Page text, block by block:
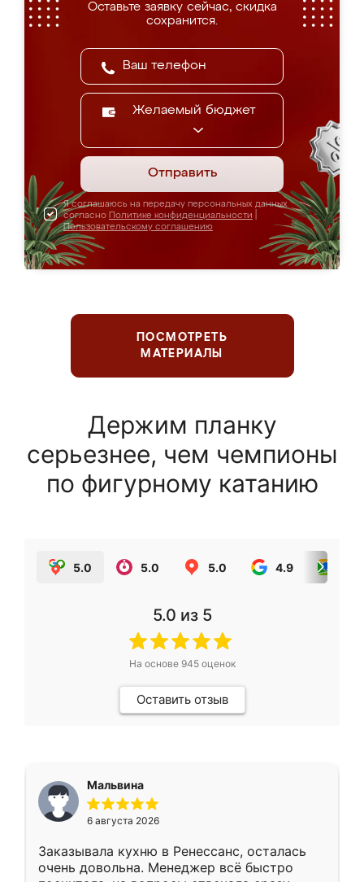
Оставьте заявку сейчас, скидка
сохранится.
Желаемый бюджет
Отправить
Я соглашаюсь на передачу персональных данных
согласно Политике конфиденциальности
Пользовательскому соглашению
ПОСМОТРЕТЬ
МАТЕРИАЛЫ
Держим планку
серьезнее, чем чемпионы
по фигурному катанию
5.0 5.0 5.0 4.9
5.0 из 5
На основе 945оценок
Оставить отзыв
Мальвина
6 августа 2026
Заказывала кухню в Ренессанс, осталась
очень довольна. Менеджер всё быстро